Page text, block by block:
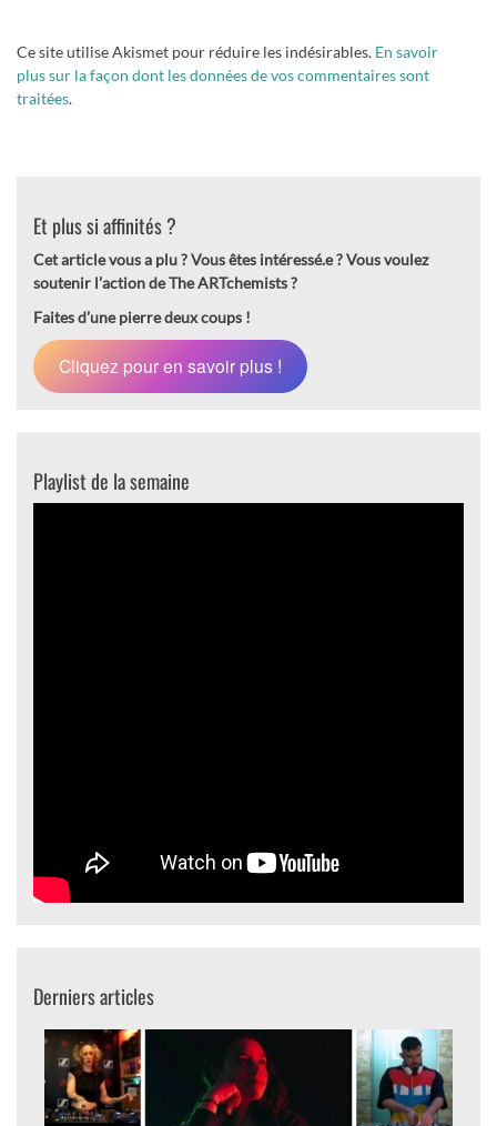
Ce site utilise Akismet pour réduire les indésirables. En savoir
plus sur la façon dont les données de vos commentaires sont
traitées.
Et plus si affinités ?
Cet article vous a plu ? Vous êtes intéressé.e ?Vous voulez
soutenir l’action de The ARTchemists ?
Faites d’une pierre deux coups !
Cliquez pour en savoir plus !
Playlist de la semaine
Derniers articles